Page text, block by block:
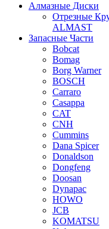
Алмазные Диски
Отрезные
ALMAST
Запасные Части
Bobcat
Bomag
Borg Warner
BOSCH
Carraro
Casappa
CAT
CNH
Cummins
Dana Spicer
Donaldson
Dongfeng
Doosan
Dynapac
HOWO
JCB
KOMATSU